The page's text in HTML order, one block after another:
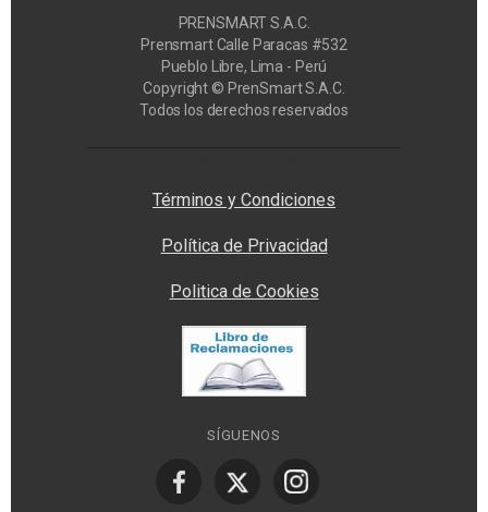
PRENSMART S.A.C.
Prensmart Calle Paracas #532
Pueblo Libre, Lima - Perú
Copyright © PrenSmart S.A.C.
Todos los derechos reservados
Términos y Condiciones
Política de Privacidad
Politica de Cookies
SÍGUENOS